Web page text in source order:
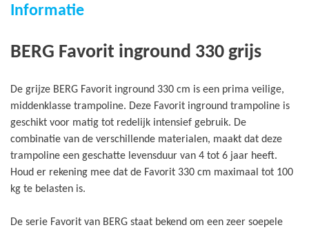
Informatie
BERG Favorit inground 330 grijs
De grijze BERG Favorit inground 330 cm is een prima veilige,
middenklasse trampoline. Deze Favorit inground trampoline is
geschikt voor matig tot redelijk intensief gebruik. De
combinatie van de verschillende materialen, maakt dat deze
trampoline een geschatte levensduur van 4 tot 6 jaar heeft.
Houd er rekening mee dat de Favorit 330 cm maximaal tot 100
kg te belasten is.
De serie Favorit van BERG staat bekend om een zeer soepele